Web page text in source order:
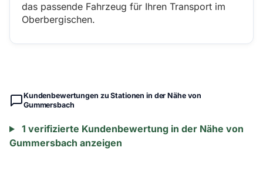
das passende Fahrzeug für Ihren Transport im
Oberbergischen.
Kundenbewertungen zu Stationen in der Nähe von
Gummersbach
1 verifizierte Kundenbewertung in der Nähe von
Gummersbach anzeigen